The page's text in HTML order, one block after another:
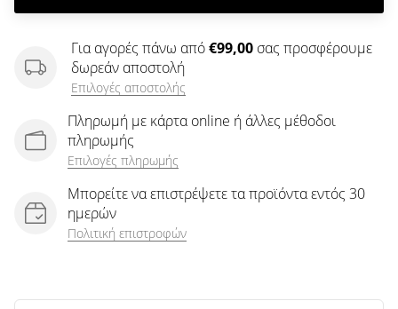
Για αγορές πάνω από€99,00 σας προσφέρουμε
δωρεάν αποστολή
Επιλογές αποστολής
Πληρωμή με κάρτα online ή άλλες μέθοδοι
πληρωμής
Επιλογές πληρωμής
Μπορείτε να επιστρέψετε τα προϊόντα εντός 30
ημερών
Πολιτική επιστροφών